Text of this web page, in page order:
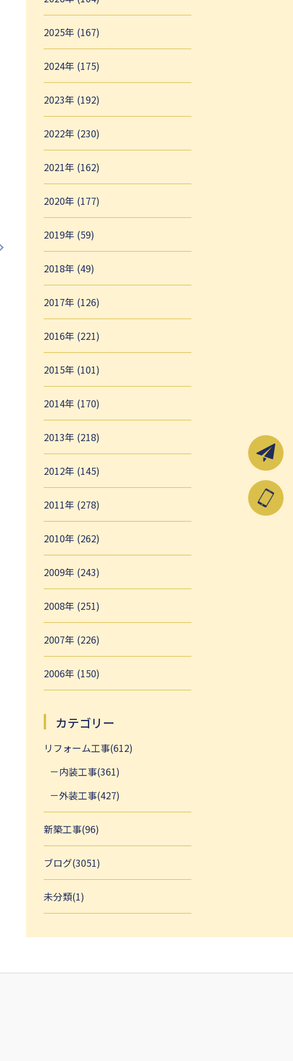
2025年 (167)
2024年 (175)
2023年 (192)
2022年 (230)
2021年 (162)
2020年 (177)
2019年 (59)
2018年 (49)
2017年 (126)
2016年 (221)
2015年 (101)
2014年 (170)
2013年 (218)
2012年 (145)
2011年 (278)
2010年 (262)
2009年 (243)
2008年 (251)
2007年 (226)
2006年 (150)
カテゴリー
リフォーム工事(612)
内装工事(361)
外装工事(427)
新築工事(96)
ブログ(3051)
未分類(1)